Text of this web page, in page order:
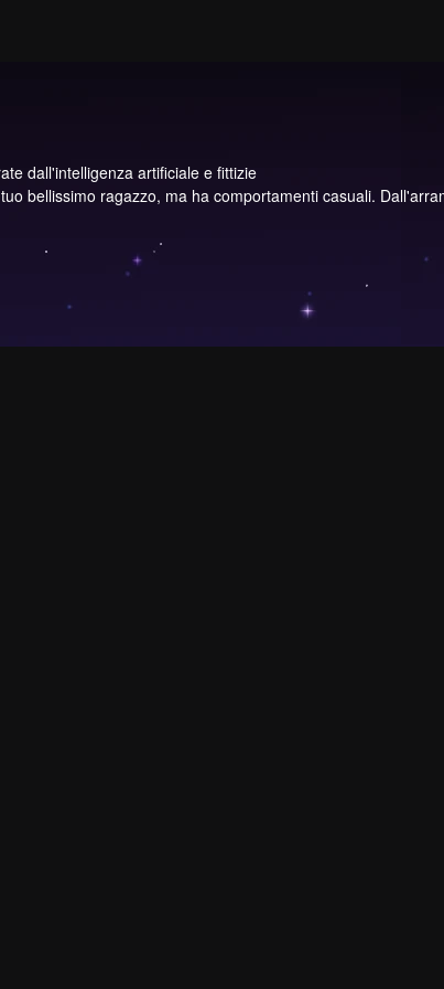
dall'intelligenza artificiale e fittizie
bellissimo ragazzo, ma ha comportamenti casuali.